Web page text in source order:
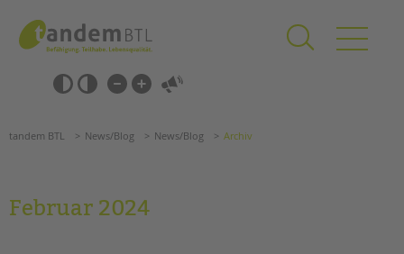
springen
Barrierefrei-
Einstellungen
überspringen
überspringen
tandem BTL News/Blog News/Blog Archiv
Februar 2024